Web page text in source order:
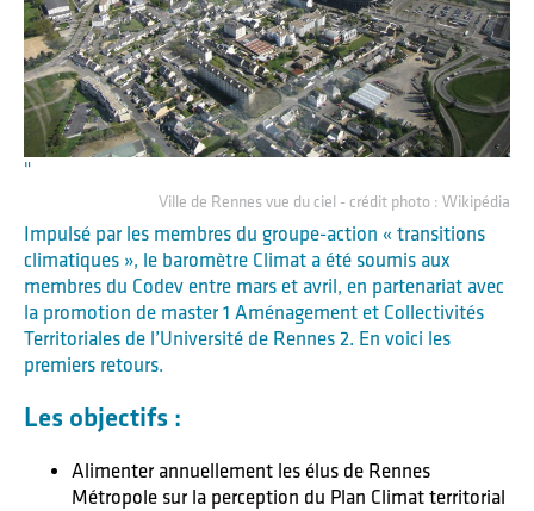
Impulsé par les membres du groupe-action « transitions
climatiques », le baromètre Climat a été soumis aux
membres du Codev entre mars et avril, en partenariat avec
la promotion de master 1 Aménagement et Collectivités
Territoriales de l’Université de Rennes 2. En voici les
premiers retours.
Les objectifs :
Alimenter annuellement les élus de Rennes
Métropole sur la perception du Plan Climat territorial
"
Ville de Rennes vue du ciel - crédit photo : Wikipédia